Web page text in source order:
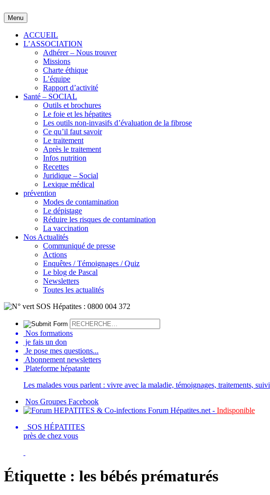
to
content
Menu
ACCUEIL
L’ASSOCIATION
Adhérer – Nous trouver
Missions
Charte éthique
L’équipe
Rapport d’activité
Santé – SOCIAL
Outils et brochures
Le foie et les hépatites
Les outils non-invasifs d’évaluation de la fibrose
Ce qu’il faut savoir
Le traitement
Après le traitement
Infos nutrition
Recettes
Juridique – Social
Lexique médical
prévention
Modes de contamination
Le dépistage
Réduire les risques de contamination
La vaccination
Nos Actualités
Communiqué de presse
Actions
Enquêtes / Témoignages / Quiz
Le blog de Pascal
Newsletters
Toutes les actualités
Nos formations
je fais un don
Je pose mes questions...
Abonnement newsletters
Plateforme hépatante
Les malades vous parlent : vivre avec la maladie, témoignages, traitements, suivi
Nos Groupes Facebook
Forum Hépatites.net - Indisponible
SOS HÉPATITES
près de chez vous
Étiquette : les bébés prématurés